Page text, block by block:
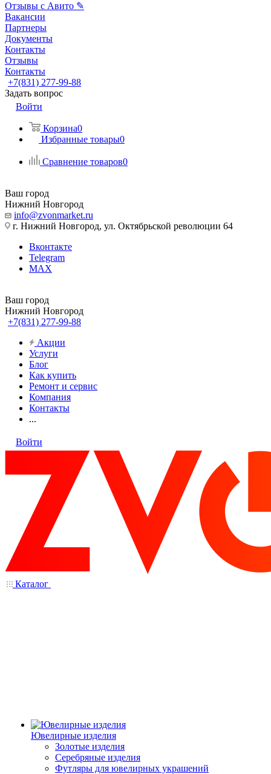
Отзывы с Авито ✎
Вакансии
Партнеры
Документы
Контакты
Отзывы
Контакты
+7(831) 277-99-88
Задать вопрос
Войти
Корзина0
Избранные товары0
Сравнение товаров0
Ваш город
Нижний Новгород
info@zvonmarket.ru
г. Нижний Новгород, ул. Октябрьской революции 64
Вконтакте
Telegram
MAX
Ваш город
Нижний Новгород
+7(831) 277-99-88
Акции
Услуги
Блог
Как купить
Ремонт и сервис
Компания
Контакты
...
Войти
Каталог
Ювелирные изделия
Золотые изделия
Серебряные изделия
Футляры для ювелирных украшений